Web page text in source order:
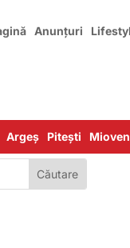
Anunțuri
Argeș Pitești